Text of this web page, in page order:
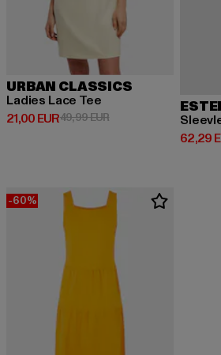
URBAN CLASSICS
Ladies Lace Tee
21,00 EUR
Derzeitiger Preis: 21,00 EUR
49,99 EURAktionspreis: 49,99
62,29
-60%